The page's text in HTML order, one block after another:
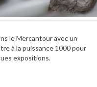
le Mercantour avec un
à la puissance 1000 pour
expositions.